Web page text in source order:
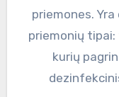
priemones.
priemonių
kurių